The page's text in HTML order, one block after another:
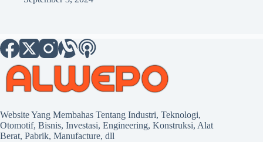
Website Yang Membahas Tentang Industri, Teknologi,
Otomotif, Bisnis, Investasi, Engineering, Konstruksi, Alat
Berat, Pabrik, Manufacture, dll